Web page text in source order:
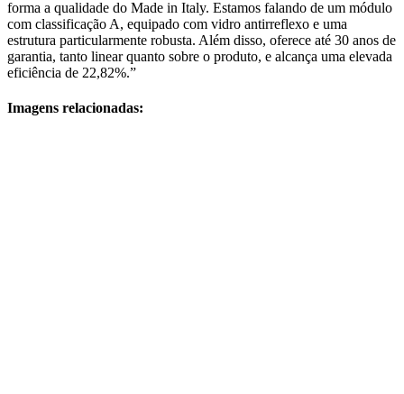
forma a qualidade do Made in Italy. Estamos falando de um módulo
com classificação A, equipado com vidro antirreflexo e uma
estrutura particularmente robusta. Além disso, oferece até 30 anos de
garantia, tanto linear quanto sobre o produto, e alcança uma elevada
eficiência de 22,82%.”
Imagens relacionadas: